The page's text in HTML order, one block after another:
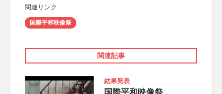
関連リンク
国際平和映像祭
関連記事
結果発表